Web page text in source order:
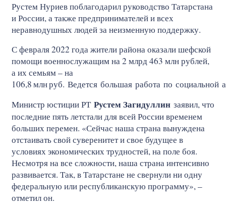
Рустем Нуриев поблагодарил руководство Татарстана
и России, а также предпринимателей и всех
неравнодушных людей за неизменную поддержку.
С февраля 2022 года жители района оказали шефской
помощи военнослужащим на 2 млрд 463 млн рублей,
а их семьям – на
106,8млнруб. Ведется большая работа по
Министр юстиции РТ Рустем Загидуллин заявил, что
последние пять летстали для всей России временем
больших перемен. «Сейчас наша страна вынуждена
отстаивать свой суверенитет и свое будущее в
условиях экономических трудностей, на поле боя.
Несмотря на все сложности, наша страна интенсивно
развивается. Так, в Татарстане не свернули ни одну
федеральную или республиканскую программу», –
отметил он.